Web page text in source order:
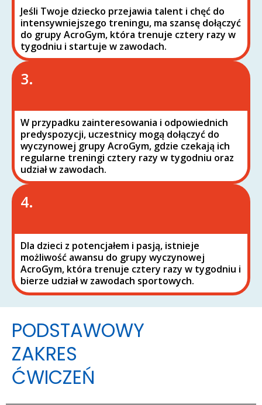
Jeśli Twoje dziecko przejawia talent i chęć do
intensywniejszego treningu, ma szansę dołączyć
do grupy AcroGym, która trenuje cztery razy w
tygodniu i startuje w zawodach.
3.
W przypadku zainteresowania i odpowiednich
predyspozycji, uczestnicy mogą dołączyć do
wyczynowej grupy AcroGym, gdzie czekają ich
regularne treningi cztery razy w tygodniu oraz
udział w zawodach.
4.
Dla dzieci z potencjałem i pasją, istnieje
możliwość awansu do grupy wyczynowej
AcroGym, która trenuje cztery razy w tygodniu i
bierze udział w zawodach sportowych.
PODSTAWOWY
ZAKRES
ĆWICZEŃ